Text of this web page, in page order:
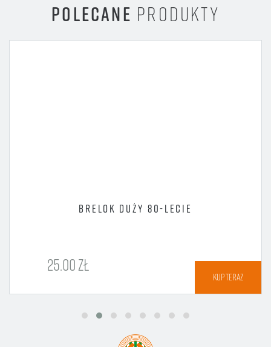
POLECANE PRODUKTY
BRELOK DUŻY 80-LECIE
25.00 ZŁ
KUP TERAZ